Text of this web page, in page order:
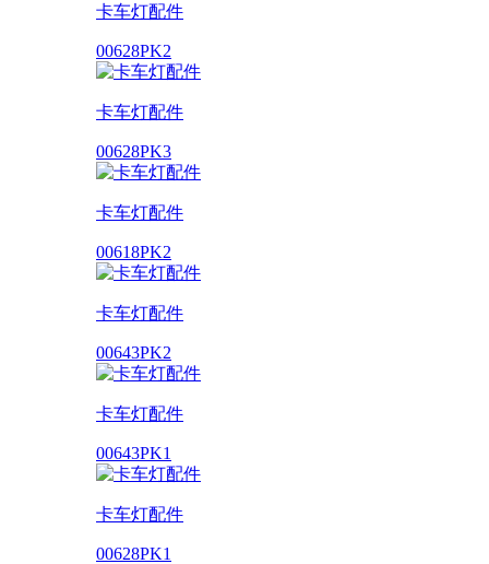
卡车灯配件
00628PK2
卡车灯配件
00628PK3
卡车灯配件
00618PK2
卡车灯配件
00643PK2
卡车灯配件
00643PK1
卡车灯配件
00628PK1